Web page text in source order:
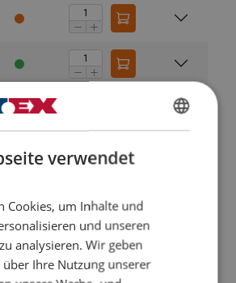
GERMAN
ENGLISH TRANSLATION
verwendet
Cookies, um Inhalte und
und unseren
analysieren. Wir geben
Ihre Nutzung unserer